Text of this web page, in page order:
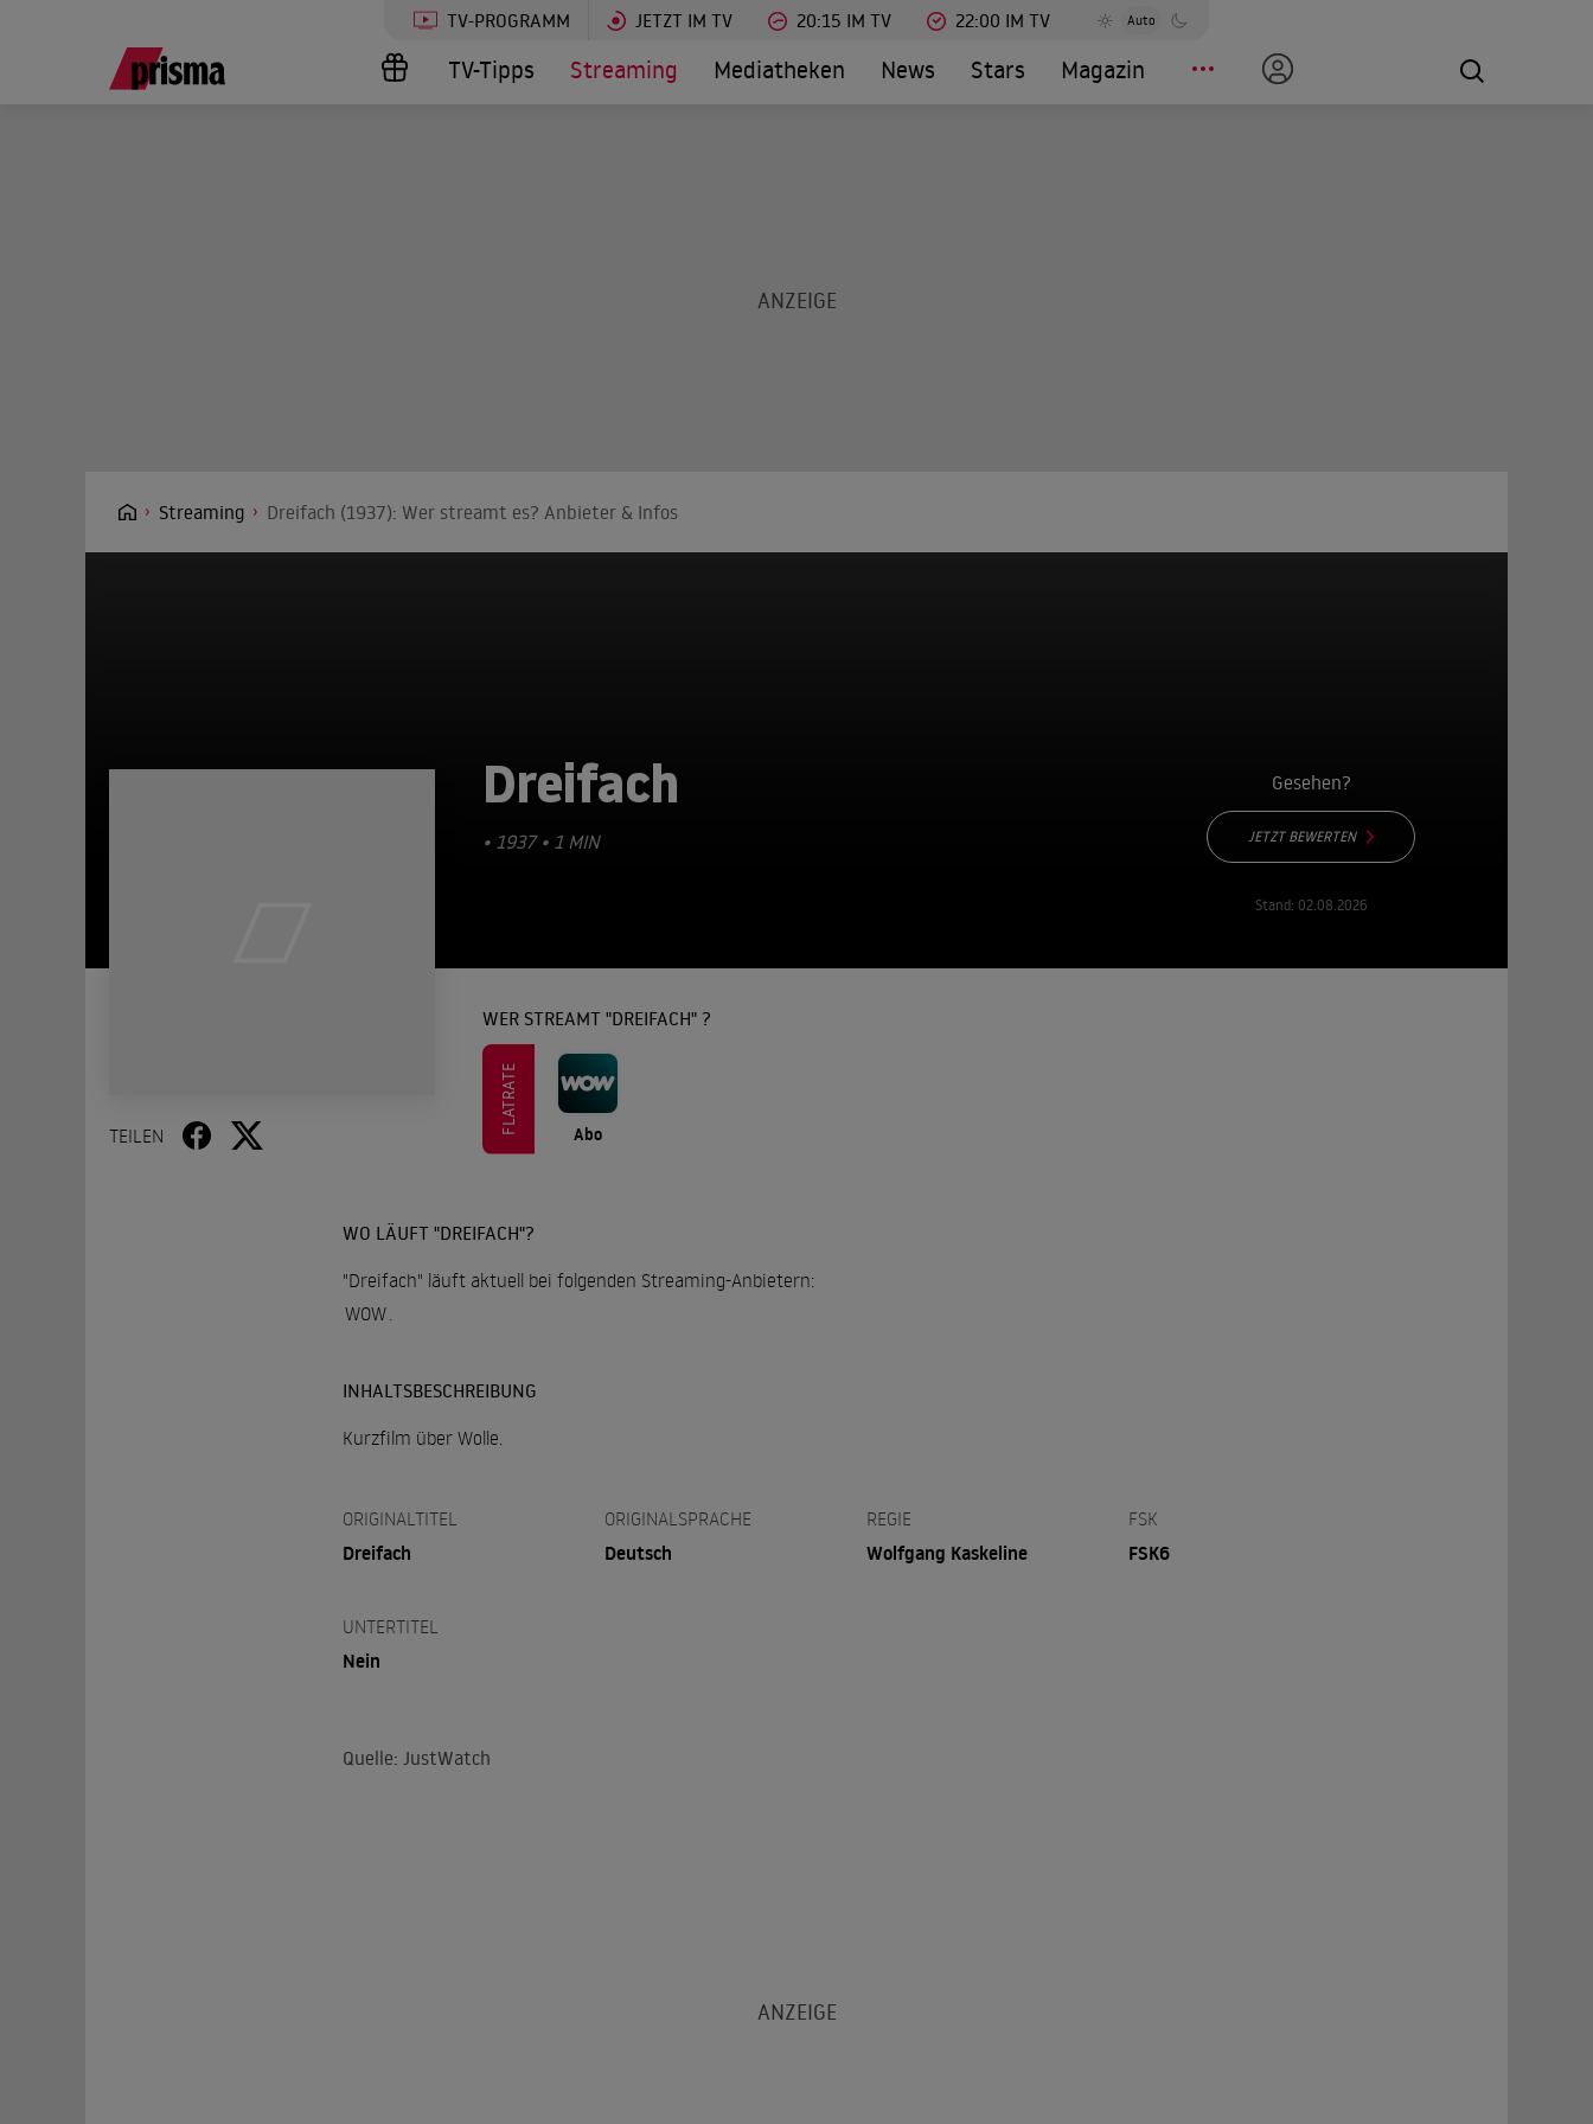
TV-PROGRAMM JETZT IM TV 20:15 IM TV 22:00 IM TV Auto
TV-Tipps Streaming Mediatheken News Stars Magazin
Streaming Dreifach (1937): Wer streamt es? Anbieter & Infos
Dreifach
• 1937 • 1 MIN
Gesehen?
JETZT BEWERTEN
Stand: 02.08.2026
TEILEN
WER STREAMT "DREIFACH" ?
FLATRATE Abo
WO LÄUFT "DREIFACH"?
"Dreifach" läuft aktuell bei folgenden Streaming-Anbietern:
WOW
INHALTSBESCHREIBUNG
Kurzfilm über Wolle.
ORIGINALTITEL
Dreifach
ORIGINALSPRACHE
Deutsch
REGIE
Wolfgang Kaskeline
FSK
FSK6
UNTERTITEL
Nein
Quelle: JustWatch